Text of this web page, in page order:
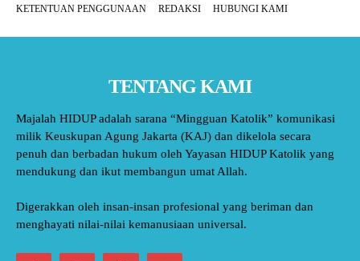
KETENTUAN PENGGUNAAN
REDAKSI HUBUNGI KAMI
TENTANG KAMI
Majalah HIDUP adalah sarana “Mingguan Katolik” komunikasi
milik Keuskupan Agung Jakarta (KAJ) dan dikelola secara
penuh dan berbadan hukum oleh Yayasan HIDUP Katolik yang
mendukung dan ikut membangun umat Allah.
Digerakkan oleh insan-insan profesional yang beriman dan
menghayati nilai-nilai kemanusiaan universal.